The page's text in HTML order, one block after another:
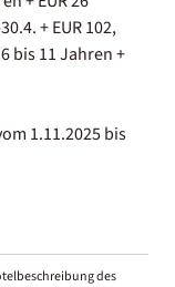
+ EUR 102,
bis 11 Jahren +
1.11.2025 bis
des